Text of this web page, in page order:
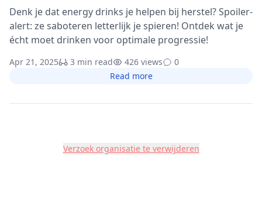
Denk je dat energy drinks je helpen bij herstel? Spoiler-
alert: ze saboteren letterlijk je spieren! Ontdek wat je
écht moet drinken voor optimale progressie!
Apr 21, 2025 3 min read 426 views
0
Read more
Verzoek organisatie te verwijderen